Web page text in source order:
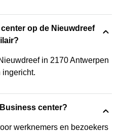
op de Nieuwdreef
in 2170 Antwerpen
ingericht.
center?
werknemers en bezoekers